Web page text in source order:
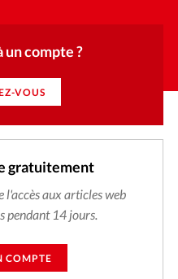
un compte ?
VOUS
gratuitement
aux articles web
pendant 14 jours.
COMPTE